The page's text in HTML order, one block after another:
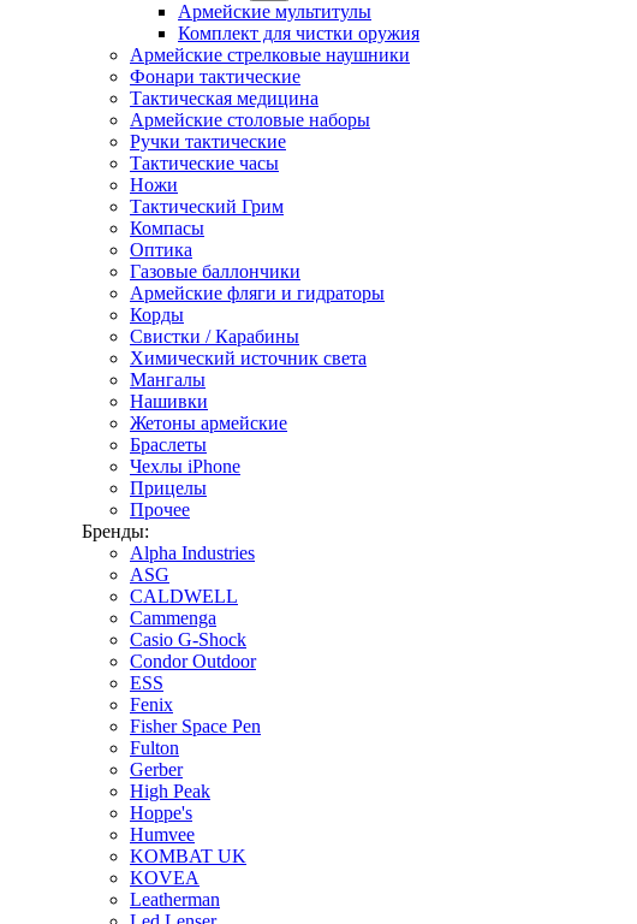
Армейские мультитулы
Комплект для чистки оружия
Армейские стрелковые наушники
Фонари тактические
Тактическая медицина
Армейские столовые наборы
Ручки тактические
Тактические часы
Ножи
Тактический Грим
Компасы
Оптика
Газовые баллончики
Армейские фляги и гидраторы
Корды
Свистки / Карабины
Химический источник света
Мангалы
Нашивки
Жетоны армейские
Браслеты
Чехлы iPhone
Прицелы
Прочее
Бренды:
Alpha Industries
ASG
CALDWELL
Cammenga
Casio G-Shock
Condor Outdoor
ESS
Fenix
Fisher Space Pen
Fulton
Gerber
High Peak
Hoppe's
Humvee
KOMBAT UK
KOVEA
Leatherman